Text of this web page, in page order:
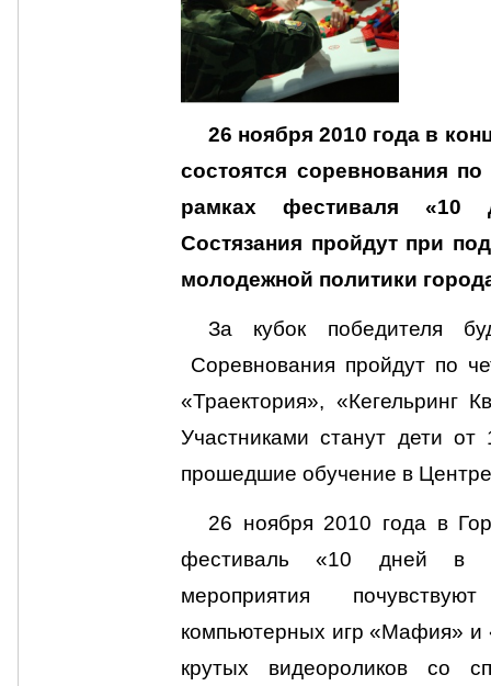
26 ноября 2010 года в
состоятся соревнования
рамках фестиваля
Состязания пройдут при
молодежной политики
За кубок победителя
Соревнования пройдут по
«Траектория», «Кегельринг
Участниками станут дети
прошедшие обучение в
26 ноября 2010 года в
фестиваль «10 дней в
мероприятия
компьютерных игр «Мафия» и
крутых видеороликов со